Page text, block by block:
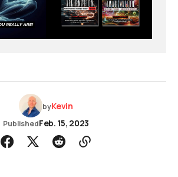
byKevin
PublishedFeb. 15, 2023